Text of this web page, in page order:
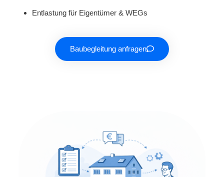
Entlastung für Eigentümer & WEGs
Baubegleitung anfragen